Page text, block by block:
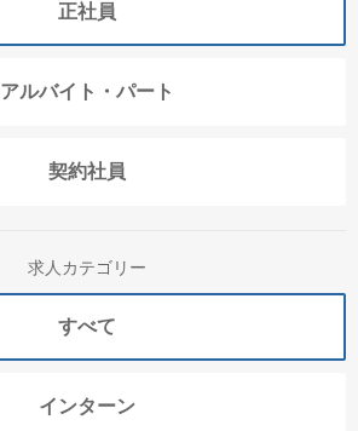
正社員
アルバイト・パート
契約社員
求人カテゴリー
すべて
インターン